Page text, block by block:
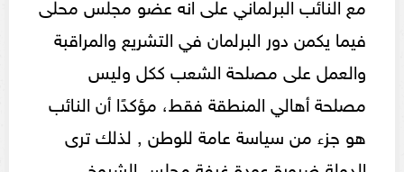
فيما يكمن دور البرلمان في التشريع والمراقبة
والعمل على مصلحة الشعب ككل وليس
مصلحة أهالي المنطقة فقط، مؤكدًا أن النائب
هو جزء من سياسة عامة للوطن , لذلك ترى